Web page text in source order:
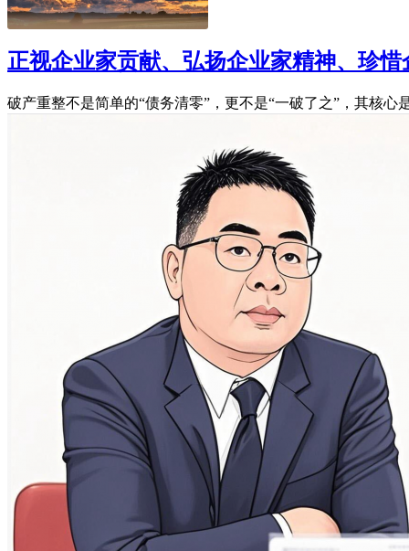
正视企业家贡献、弘扬企业家精神、珍
破产重整不是简单的“债务清零”，更不是“一破了之”，其核